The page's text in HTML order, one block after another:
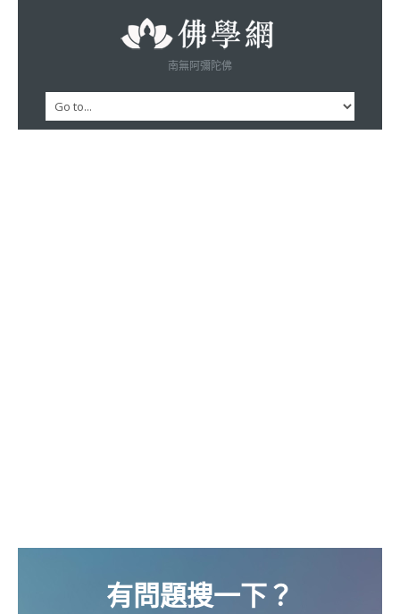
南無阿彌陀佛
有問題搜一下？